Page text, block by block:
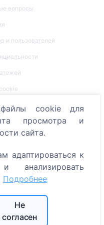
вопросы
и пользователей
cookie для
просмотра и
сайта.
адаптироваться к
анализировать
Подробнее
Не
согласен